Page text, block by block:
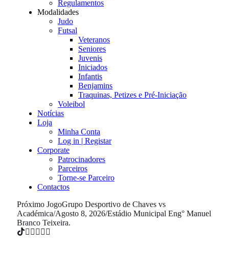
Regulamentos
Modalidades
Judo
Futsal
Veteranos
Seniores
Juvenis
Iniciados
Infantis
Benjamins
Traquinas, Petizes e Pré-Iniciação
Voleibol
Notícias
Loja
Minha Conta
Log in | Registar
Corporate
Patrocinadores
Parceiros
Torne-se Parceiro
Contactos
Próximo JogoGrupo Desportivo de Chaves vs
Académica/Agosto 8, 2026/Estádio Municipal Eng° Manuel
Branco Teixeira.